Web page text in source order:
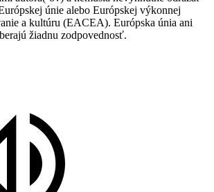
únie alebo Európskej výkonnej
a kultúru (EACEA). Európska únia ani
žiadnu zodpovednosť.